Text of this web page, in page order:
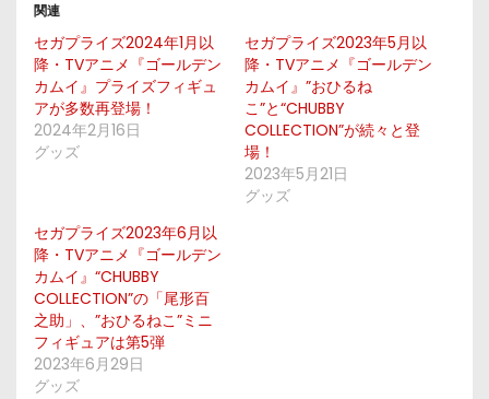
関連
セガプライズ2024年1月以
降・TVアニメ『ゴールデン
カムイ』プライズフィギュ
アが多数再登場！
2024年2月16日
グッズ
セガプライズ2023年5月以
降・TVアニメ『ゴールデン
カムイ』”おひるね
こ”と“CHUBBY
COLLECTION”が続々と登
場！
2023年5月21日
グッズ
セガプライズ2023年6月以
降・TVアニメ『ゴールデン
カムイ』“CHUBBY
COLLECTION”の「尾形百
之助」、”おひるねこ”ミニ
フィギュアは第5弾
2023年6月29日
グッズ